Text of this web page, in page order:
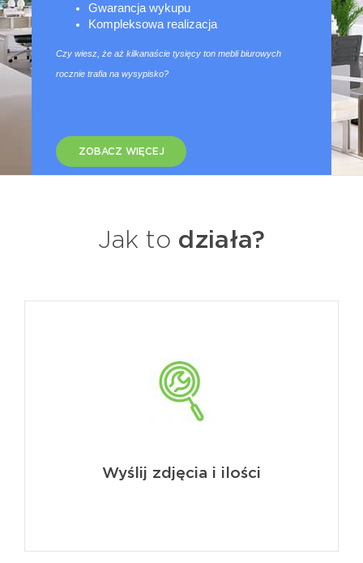
Gwarancja wykupu
Kompleksowa realizacja
Czy wiesz, że aż kilkanaście tysięcy ton mebli biurowych
rocznie trafia na wysypisko?
ZOBACZ WIĘCEJ
Jak to działa?
Wyślij zdjęcia i ilości